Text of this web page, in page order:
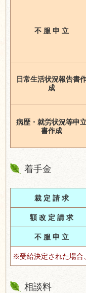
不 服 申 立
日常生活状況報告書
成
病歴・就労状況等申
書作成
着手金
裁 定 請 求
額 改 定 請 求
不 服 申 立
※受給決定された場合
相談料